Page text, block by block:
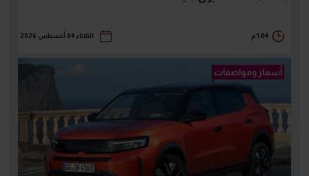
1:04 م الثلاثاء 04 أغسطس 2026
أسعار ومواصفات